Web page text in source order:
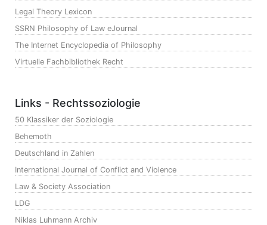
Legal Theory Lexicon
SSRN Philosophy of Law eJournal
The Internet Encyclopedia of Philosophy
Virtuelle Fachbibliothek Recht
Links - Rechtssoziologie
50 Klassiker der Soziologie
Behemoth
Deutschland in Zahlen
International Journal of Conflict and Violence
Law & Society Association
LDG
Niklas Luhmann Archiv